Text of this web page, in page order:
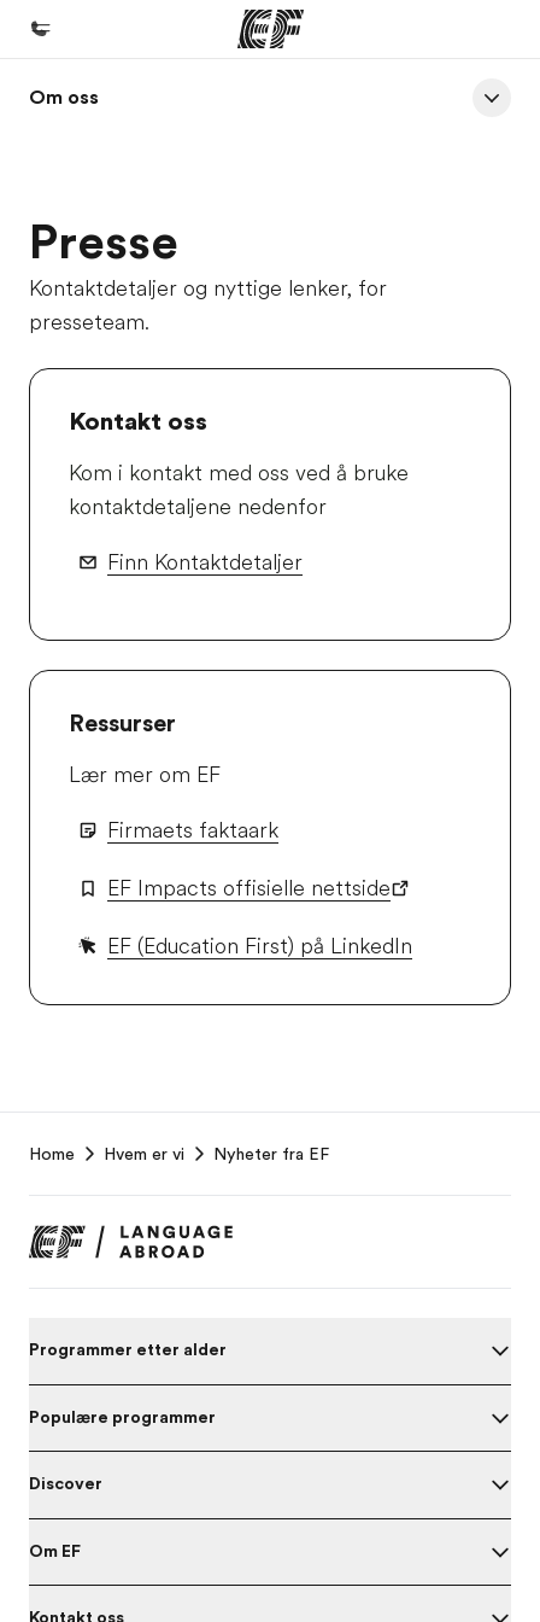
Hjem
Se alt vi tilbyr
Kontorer
Finn et kontor
Om oss
Hvem vi er
Karriere
Bli en del av vårt team
Om oss
Presse
Kontaktdetaljer og nyttige lenker, for
presseteam.
Kontakt oss
Kom i kontakt med oss ved å bruke
kontaktdetaljene nedenfor
Finn Kontaktdetaljer
Ressurser
Lær mer om EF
Firmaets faktaark
EF Impacts offisielle nettside
EF (Education First) på LinkedIn
Footer
Home Hvem er vi Nyheter fra EF
Programmer etter alder
Populære programmer
Discover
Om EF
Kontakt oss